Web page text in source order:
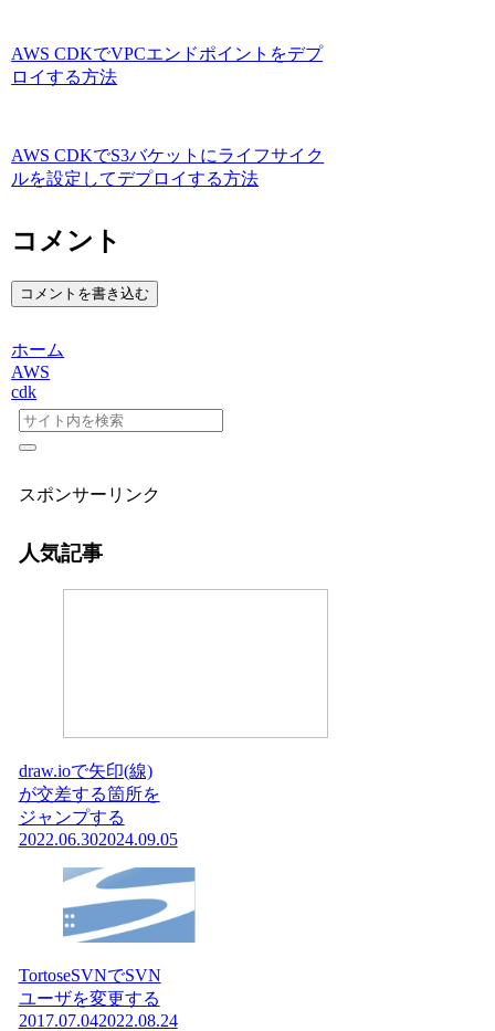
AWS CDKでVPCエンドポイントをデプ
ロイする方法
AWS CDKでS3バケットにライフサイク
ルを設定してデプロイする方法
コメント
コメントを書き込む
ホーム
AWS
cdk
スポンサーリンク
人気記事
draw.ioで矢印(線)
が交差する箇所を
ジャンプする
2022.06.302024.09.05
TortoseSVNでSVN
ユーザを変更する
2017.07.042022.08.24